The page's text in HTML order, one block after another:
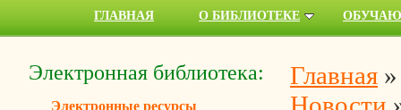
ГЛАВНАЯ О БИБЛИОТЕКЕ
Электронная библиотека:
Электронные ресурсы
Главная